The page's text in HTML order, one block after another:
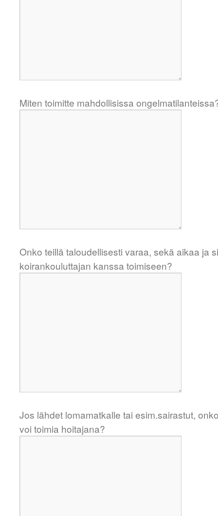
Miten toimitte mahdollisissa
Onko teillä taloudellisesti varaa, sekä aikaa ja
koirankouluttajan kanssa toimiseen?
Jos lähdet lomamatkalle tai esim.sairastut,
voi toimia hoitajana?